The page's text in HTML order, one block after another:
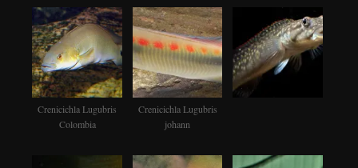
Crenicichla Lugubris
Colombia
Crenicichla Lugubris
johann